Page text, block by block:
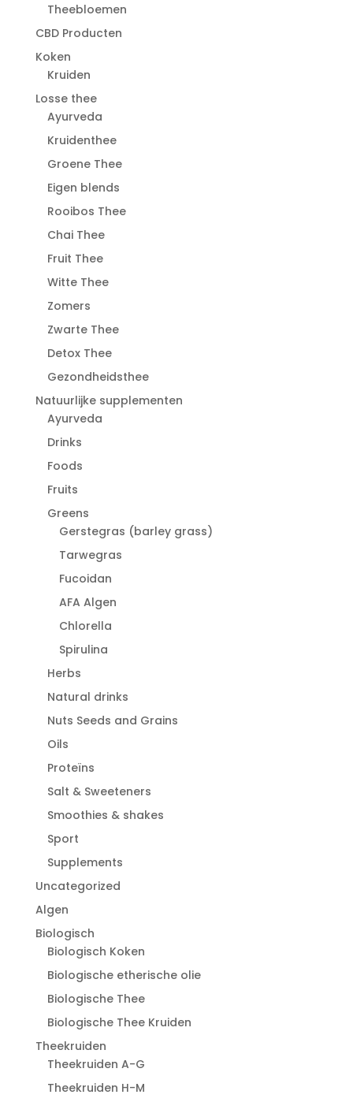
Theebloemen
CBD Producten
Koken
Kruiden
Losse thee
Ayurveda
Kruidenthee
Groene Thee
Eigen blends
Rooibos Thee
Chai Thee
Fruit Thee
Witte Thee
Zomers
Zwarte Thee
Detox Thee
Gezondheidsthee
Natuurlijke supplementen
Ayurveda
Drinks
Foods
Fruits
Greens
Gerstegras (barley grass)
Tarwegras
Fucoidan
AFA Algen
Chlorella
Spirulina
Herbs
Natural drinks
Nuts Seeds and Grains
Oils
Proteïns
Salt & Sweeteners
Smoothies & shakes
Sport
Supplements
Uncategorized
Algen
Biologisch
Biologisch Koken
Biologische etherische olie
Biologische Thee
Biologische Thee Kruiden
Theekruiden
Theekruiden A-G
Theekruiden H-M